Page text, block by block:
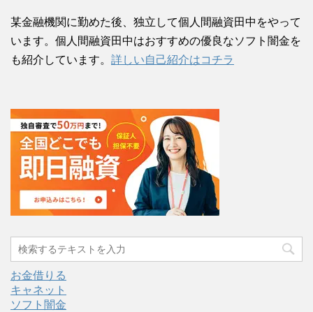
某金融機関に勤めた後、独立して個人間融資田中をやって
います。個人間融資田中はおすすめの優良なソフト闇金を
も紹介しています。 詳しい自己紹介はコチラ
お金借りる
キャネット
ソフト闇金